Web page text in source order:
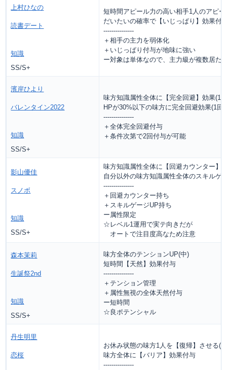
上村ひなの
読書デート
知識
SS/S+
短時間アピール力の高い相手1人のアピ
だいたいの確率で【いじっぱり】効果付
---------------
＋相手の主力を弱体化
＋いじっぱり付与が地味に強い
ー対象は単体なので、主力級が複数居た
濱岸ひより
バレンタイン2022
知識
SS/S+
味方知識属性全体に【完全回避】効果(1
HPが30%以下の味方に完全回避効果(1回
---------------
＋全体完全回避付与
＋条件次第で2回付与が可能
影山優佳
スノボ
知識
SS/S+
味方知識属性全体に【回避カウンター】
自分以外の味方知識属性全体のスキルゲ
---------------
＋回避カウンター持ち
＋スキルゲージUP持ち
ー属性限定
☆レベル1運用で実テ向きだが
オートで注目度高なため注意
森本茉莉
生誕祭2nd
知識
SS/S+
味方全体のテンションUP(中)
短時間【天然】効果付与
---------------
＋テンション管理
＋属性無視の全体天然付与
ー短時間
☆良ポテンシャル
丹生明里
恋桜
お休み状態の味方1人を【復帰】させる(
味方全体に【バリア】効果付与
---------------